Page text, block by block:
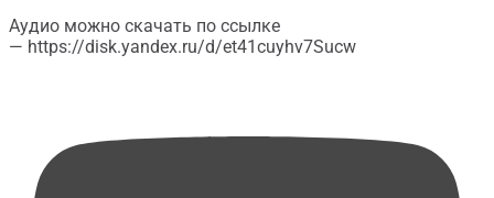
Аудио можно скачать по ссылке
— https://disk.yandex.ru/d/et41cuyhv7Sucw